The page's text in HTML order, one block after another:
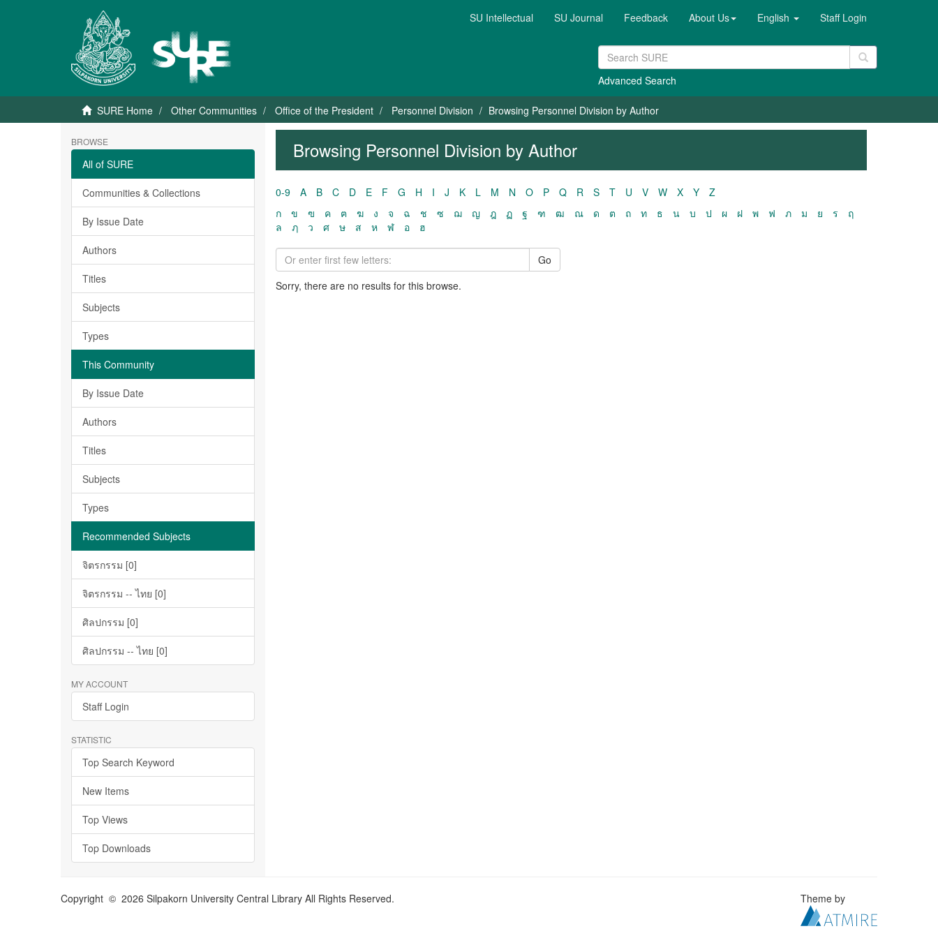
SU Intellectual SU Journal Feedback About Us English Staff Login
Advanced Search
SURE Home Other Communities Office of the President Personnel Division Browsing Personnel Division by Author
BROWSE
All of SURE
Communities & Collections
By Issue Date
Authors
Titles
Subjects
Types
This Community
By Issue Date
Authors
Titles
Subjects
Types
Recommended Subjects
จิตรกรรม [0]
จิตรกรรม -- ไทย [0]
ศิลปกรรม [0]
ศิลปกรรม -- ไทย [0]
MY ACCOUNT
Staff Login
STATISTIC
Top Search Keyword
New Items
Top Views
Top Downloads
Browsing Personnel Division by Author
0-9 A B C D E F G H I J K L M N O P Q R S T U V W X Y
Z
ก
ข ฃ ค ฅ ฆ ง จ ฉ ช ซ ฌ ญ ฎ ฏ ฐ ฑ ฒ ณ ด ต ถ ท ธ น บ ป ผ ฝ พ ฟ ภ ม ย ร
ฤ
ล
ฦ ว ศ ษ ส ห ฬ อ ฮ
Go
Sorry, there are no results for this browse.
Copyright © 2026 Silpakorn University Central Library All Rights Reserved. Theme by